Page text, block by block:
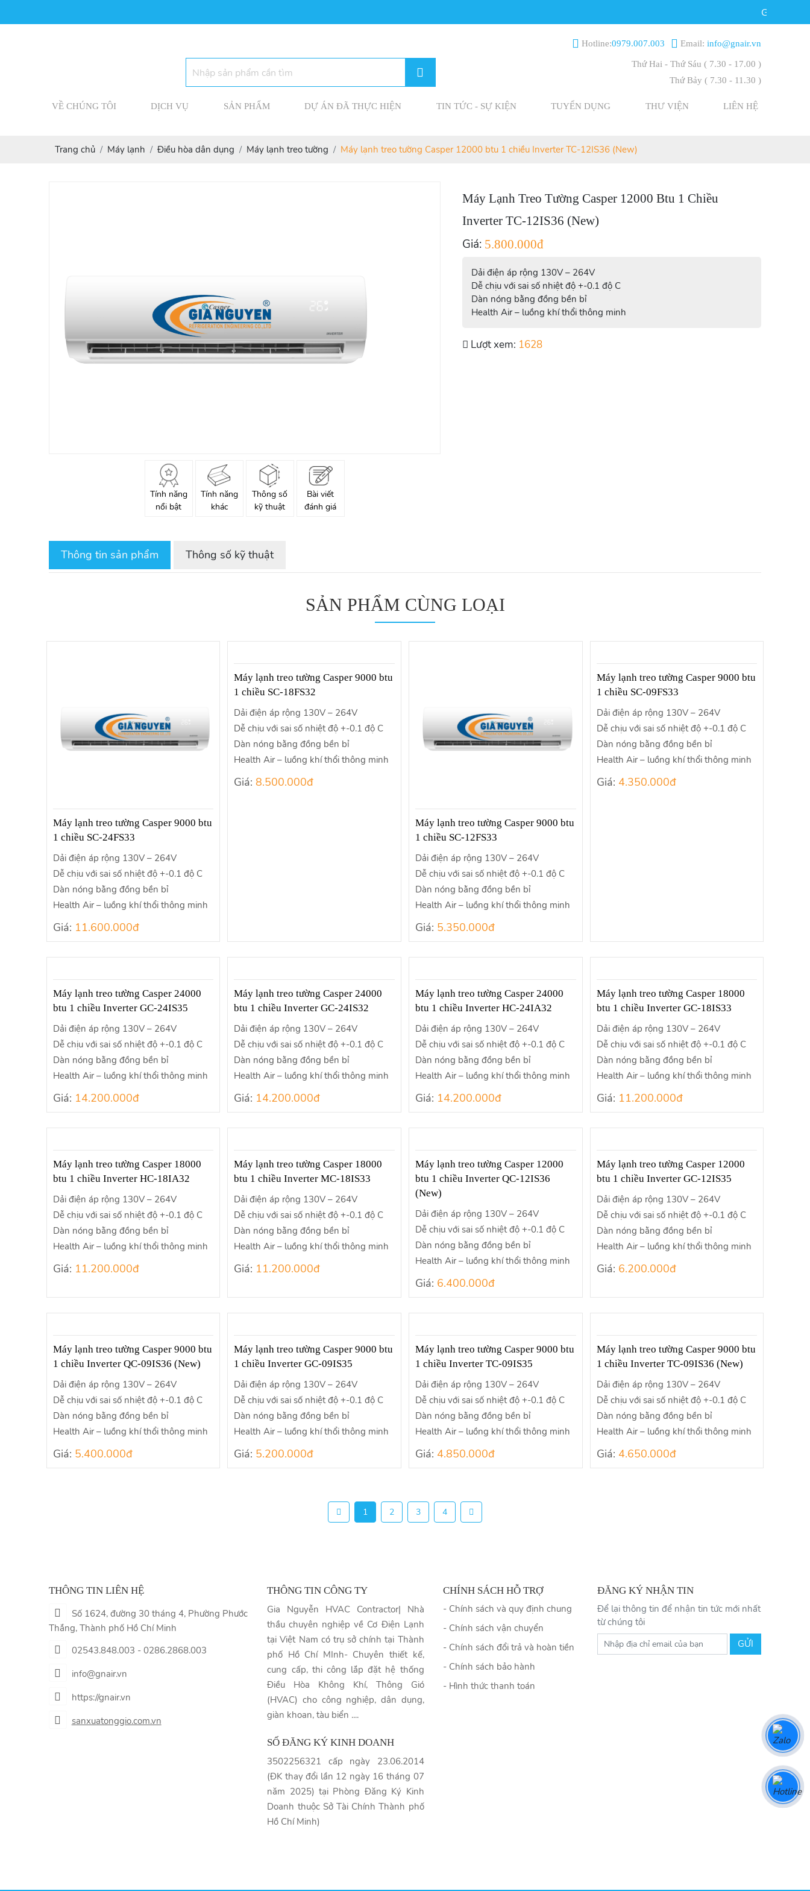
GIA NGUYỄN
Hotline:0979.007.003 Email:info@gnair.vn
Thứ Hai - Thứ Sáu( 7.30 - 17.00 )
Thứ Bảy( 7.30 - 11.30 )
VỀ CHÚNG TÔI DỊCH VỤ SẢN PHẨM DỰ ÁN ĐÃ THỰC HIỆN TIN TỨC - SỰ KIỆN TUYỂN DỤNG THƯ VIỆN LIÊN HỆ
Trang chủ Máy lạnh Điều hòa dân dụng Máy lạnh treo tường Máy lạnh treo tường Casper 12000 btu 1 chiều Inverter TC-12IS36 (New)
Tính năng
nổi bật
Tính năng
khác
Thông số
kỹ thuật
Bài viết
đánh giá
Máy Lạnh Treo Tường Casper 12000 Btu 1 Chiều
Inverter TC-12IS36 (New)
Giá: 5.800.000đ
Dải điện áp rộng 130V – 264V
Dễ chịu với sai số nhiệt độ +-0.1 độ C
Dàn nóng bằng đồng bền bỉ
Health Air – luồng khí thổi thông minh
Lượt xem: 1628
Thông tin sản phẩm Thông số kỹ thuật
SẢN PHẨM CÙNG LOẠI
Máy lạnh treo tường Casper 9000 btu
1 chiều SC-24FS33
Dải điện áp rộng 130V – 264V
Dễ chịu với sai số nhiệt độ +-0.1 độ C
Dàn nóng bằng đồng bền bỉ
Health Air – luồng khí thổi thông minh
Giá: 11.600.000đ
Máy lạnh treo tường Casper 9000 btu
1 chiều SC-18FS32
Dải điện áp rộng 130V – 264V
Dễ chịu với sai số nhiệt độ +-0.1 độ C
Dàn nóng bằng đồng bền bỉ
Health Air – luồng khí thổi thông minh
Giá: 8.500.000đ
Máy lạnh treo tường Casper 9000 btu
1 chiều SC-12FS33
Dải điện áp rộng 130V – 264V
Dễ chịu với sai số nhiệt độ +-0.1 độ C
Dàn nóng bằng đồng bền bỉ
Health Air – luồng khí thổi thông minh
Giá: 5.350.000đ
Máy lạnh treo tường Casper 9000 btu
1 chiều SC-09FS33
Dải điện áp rộng 130V – 264V
Dễ chịu với sai số nhiệt độ +-0.1 độ C
Dàn nóng bằng đồng bền bỉ
Health Air – luồng khí thổi thông minh
Giá: 4.350.000đ
Máy lạnh treo tường Casper 24000
btu 1 chiều Inverter GC-24IS35
Dải điện áp rộng 130V – 264V
Dễ chịu với sai số nhiệt độ +-0.1 độ C
Dàn nóng bằng đồng bền bỉ
Health Air – luồng khí thổi thông minh
Giá: 14.200.000đ
Máy lạnh treo tường Casper 24000
btu 1 chiều Inverter GC-24IS32
Dải điện áp rộng 130V – 264V
Dễ chịu với sai số nhiệt độ +-0.1 độ C
Dàn nóng bằng đồng bền bỉ
Health Air – luồng khí thổi thông minh
Giá: 14.200.000đ
Máy lạnh treo tường Casper 24000
btu 1 chiều Inverter HC-24IA32
Dải điện áp rộng 130V – 264V
Dễ chịu với sai số nhiệt độ +-0.1 độ C
Dàn nóng bằng đồng bền bỉ
Health Air – luồng khí thổi thông minh
Giá: 14.200.000đ
Máy lạnh treo tường Casper 18000
btu 1 chiều Inverter GC-18IS33
Dải điện áp rộng 130V – 264V
Dễ chịu với sai số nhiệt độ +-0.1 độ C
Dàn nóng bằng đồng bền bỉ
Health Air – luồng khí thổi thông minh
Giá: 11.200.000đ
Máy lạnh treo tường Casper 18000
btu 1 chiều Inverter HC-18IA32
Dải điện áp rộng 130V – 264V
Dễ chịu với sai số nhiệt độ +-0.1 độ C
Dàn nóng bằng đồng bền bỉ
Health Air – luồng khí thổi thông minh
Giá: 11.200.000đ
Máy lạnh treo tường Casper 18000
btu 1 chiều Inverter MC-18IS33
Dải điện áp rộng 130V – 264V
Dễ chịu với sai số nhiệt độ +-0.1 độ C
Dàn nóng bằng đồng bền bỉ
Health Air – luồng khí thổi thông minh
Giá: 11.200.000đ
Máy lạnh treo tường Casper 12000
btu 1 chiều Inverter QC-12IS36
(New)
Dải điện áp rộng 130V – 264V
Dễ chịu với sai số nhiệt độ +-0.1 độ C
Dàn nóng bằng đồng bền bỉ
Health Air – luồng khí thổi thông minh
Giá: 6.400.000đ
Máy lạnh treo tường Casper 12000
btu 1 chiều Inverter GC-12IS35
Dải điện áp rộng 130V – 264V
Dễ chịu với sai số nhiệt độ +-0.1 độ C
Dàn nóng bằng đồng bền bỉ
Health Air – luồng khí thổi thông minh
Giá: 6.200.000đ
Máy lạnh treo tường Casper 9000 btu
1 chiều Inverter QC-09IS36 (New)
Dải điện áp rộng 130V – 264V
Dễ chịu với sai số nhiệt độ +-0.1 độ C
Dàn nóng bằng đồng bền bỉ
Health Air – luồng khí thổi thông minh
Giá: 5.400.000đ
Máy lạnh treo tường Casper 9000 btu
1 chiều Inverter GC-09IS35
Dải điện áp rộng 130V – 264V
Dễ chịu với sai số nhiệt độ +-0.1 độ C
Dàn nóng bằng đồng bền bỉ
Health Air – luồng khí thổi thông minh
Giá: 5.200.000đ
Máy lạnh treo tường Casper 9000 btu
1 chiều Inverter TC-09IS35
Dải điện áp rộng 130V – 264V
Dễ chịu với sai số nhiệt độ +-0.1 độ C
Dàn nóng bằng đồng bền bỉ
Health Air – luồng khí thổi thông minh
Giá: 4.850.000đ
Máy lạnh treo tường Casper 9000 btu
1 chiều Inverter TC-09IS36 (New)
Dải điện áp rộng 130V – 264V
Dễ chịu với sai số nhiệt độ +-0.1 độ C
Dàn nóng bằng đồng bền bỉ
Health Air – luồng khí thổi thông minh
Giá: 4.650.000đ
1 2 3 4
THÔNG TIN LIÊN HỆ
Số 1624, đường 30 tháng 4, Phường Phước
Thắng, Thành phố Hồ Chí Minh
02543.848.003 - 0286.2868.003
info@gnair.vn
https://gnair.vn
sanxuatonggio.com.vn
THÔNG TIN CÔNG TY
Gia Nguyễn HVAC Contractor| Nhà
thầu chuyên nghiệp về Cơ Điện Lạnh
tại Việt Nam có trụ sở chính tại Thành
phố Hồ Chí MInh- Chuyên thiết kế,
cung cấp, thi công lắp đặt hệ thống
Điều Hòa Không Khí, Thông Gió
(HVAC) cho công nghiệp, dân dụng,
giàn khoan, tàu biển ....
SỐ ĐĂNG KÝ KINH DOANH
3502256321 cấp ngày 23.06.2014
(ĐK thay đổi lần 12 ngày 16 tháng 07
năm 2025) tại Phòng Đăng Ký Kinh
Doanh thuộc Sở Tài Chính Thành phố
Hồ Chí Minh)
CHÍNH SÁCH HỖ TRỢ
- Chính sách và quy định chung
- Chính sách vận chuyển
- Chính sách đổi trả và hoàn tiền
- Chính sách bảo hành
- Hình thức thanh toán
ĐĂNG KÝ NHẬN TIN
Để lại thông tin để nhận tin tức mới nhất
từ chúng tôi